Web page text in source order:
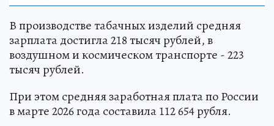
В производстве табачных изделий средняя
зарплата достигла 218 тысяч рублей, в
воздушном и космическом транспорте - 223
тысяч рублей.
При этом средняя заработная плата по России
в марте 2026 года составила 112 654 рубля.